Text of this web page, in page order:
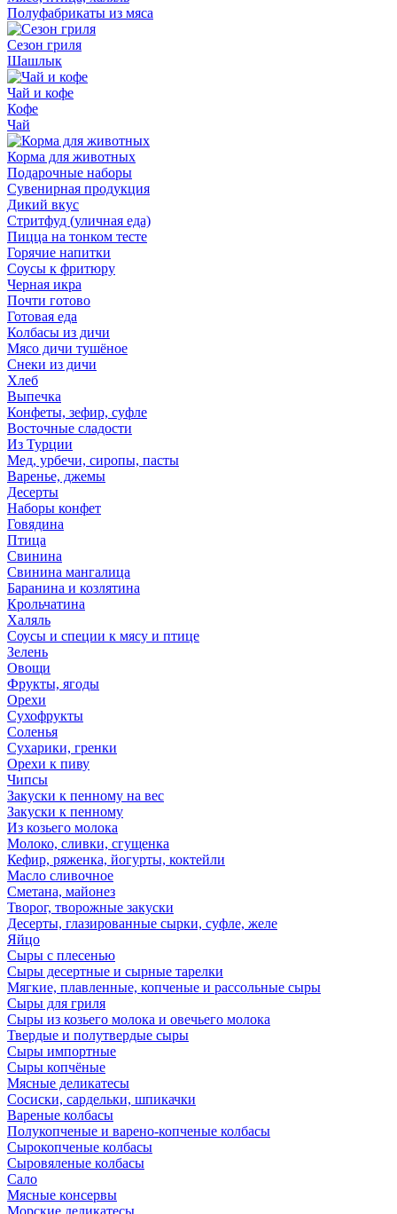
Полуфабрикаты из мяса
Сезон гриля
Шашлык
Чай и кофе
Кофе
Чай
Корма для животных
Подарочные наборы
Сувенирная продукция
Дикий вкус
Стритфуд (уличная еда)
Пицца на тонком тесте
Горячие напитки
Соусы к фритюру
Черная икра
Почти готово
Готовая еда
Колбасы из дичи
Мясо дичи тушёное
Снеки из дичи
Хлеб
Выпечка
Конфеты, зефир, суфле
Восточные сладости
Из Турции
Мед, урбечи, сиропы, пасты
Варенье, джемы
Десерты
Наборы конфет
Говядина
Птица
Свинина
Свинина мангалица
Баранина и козлятина
Крольчатина
Халяль
Соусы и специи к мясу и птице
Зелень
Овощи
Фрукты, ягоды
Орехи
Сухофрукты
Соленья
Сухарики, гренки
Орехи к пиву
Чипсы
Закуски к пенному на вес
Закуски к пенному
Из козьего молока
Молоко, сливки, сгущенка
Кефир, ряженка, йогурты, коктейли
Масло сливочное
Сметана, майонез
Творог, творожные закуски
Десерты, глазированные сырки, суфле, желе
Яйцо
Сыры с плесенью
Сыры десертные и сырные тарелки
Мягкие, плавленные, копченые и рассольные сыры
Сыры для гриля
Сыры из козьего молока и овечьего молока
Твердые и полутвердые сыры
Сыры импортные
Сыры копчёные
Мясные деликатесы
Сосиски, сардельки, шпикачки
Вареные колбасы
Полукопченые и варено-копченые колбасы
Сырокопченые колбасы
Сыровяленые колбасы
Сало
Мясные консервы
Морские деликатесы